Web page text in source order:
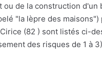
ou de la construction
"la lèpre des
(82 ) sont listés ci-
des risques de 1 à